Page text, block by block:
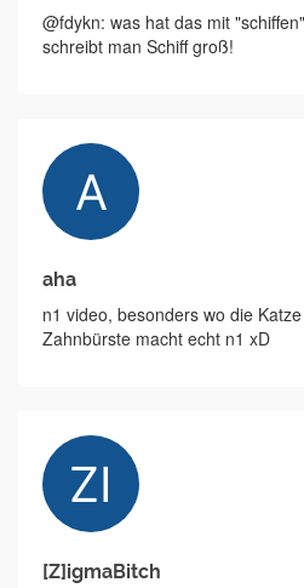
@fdykn: was hat das mit
schreibt man Schiff groß!
aha
n1 video, besonders wo die
Zahnbürste macht echt n1 xD
[Z]igmaBitch